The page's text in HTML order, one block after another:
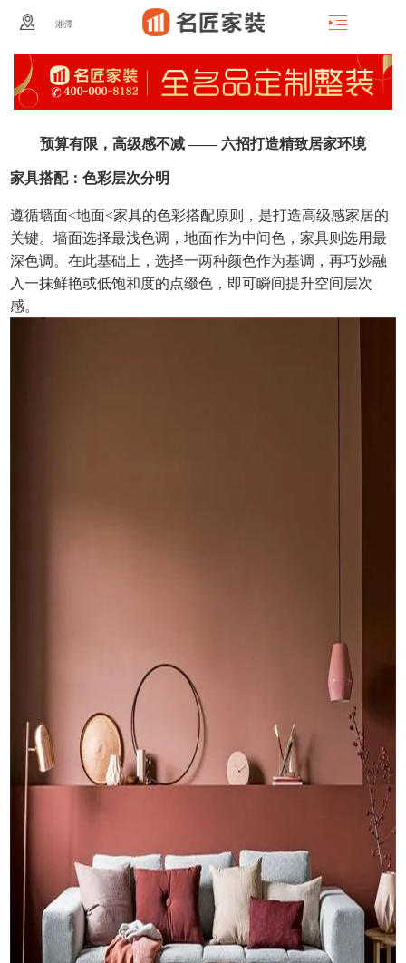
湘潭
预算有限，高级感不减 —— 六招打造精致居家环境
家具搭配：色彩层次分明
遵循墙面<地面<家具的色彩搭配原则，是打造高级感家居的
关键。墙面选择最浅色调，地面作为中间色，家具则选用最
深色调。在此基础上，选择一两种颜色作为基调，再巧妙融
入一抹鲜艳或低饱和度的点缀色，即可瞬间提升空间层次
感。